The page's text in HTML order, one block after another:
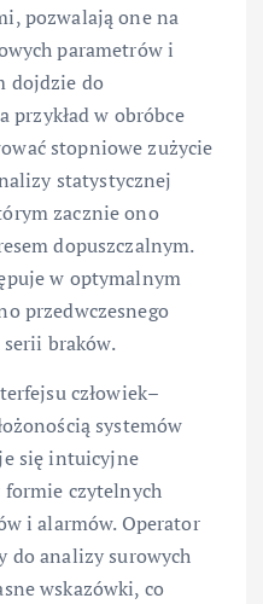
pozwalają one na
parametrów i
dojdzie do
przykład w obróbce
stopniowe zużycie
statystycznej
zacznie ono
dopuszczalnym.
w optymalnym
przedwczesnego
braków.
człowiek–
systemów
się intuicyjne
czytelnych
i alarmów. Operator
do analizy surowych
wskazówki, co